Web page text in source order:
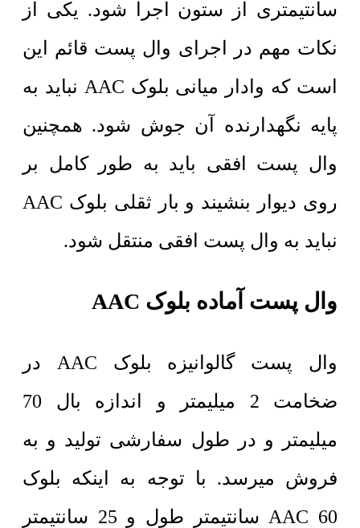
سانتیمتری از ستون اجرا شود. یکی از
نکات مهم در اجرای وال پست قائم این
است که وادار میانی بلوک AAC نباید به
پایه نگهدارنده آن جوش شود. همچنین
وال پست افقی باید به طور کامل بر
روی دیوار بنشیند و بار ثقلی بلوک AAC
نباید به وال پست افقی منتقل شود.
وال پست آماده بلوک AAC
وال پست گالوانیزه بلوک AAC در
ضخامت 2 میلیمتر و اندازه بال 70
میلیمتر و در طول سفارشی تولید و به
فروش میرسد. با توجه به اینکه بلوک
AAC 60 سانتیمتر طول و 25 سانتیمتر